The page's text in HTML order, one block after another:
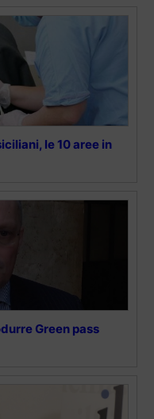
le 10 aree in
Green pass